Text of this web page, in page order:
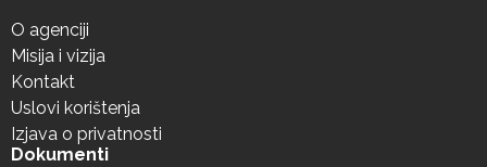
O agenciji
Misija i vizija
Kontakt
Uslovi korištenja
Izjava o privatnosti
Dokumenti